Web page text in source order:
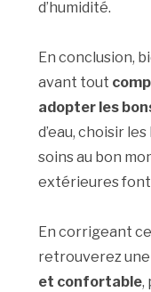
d’humidité.
En conclusion,
avant tout
adopter les
d’eau, choisir
soins au bon
extérieures
En corrigeant
retrouverez une
et confortable,